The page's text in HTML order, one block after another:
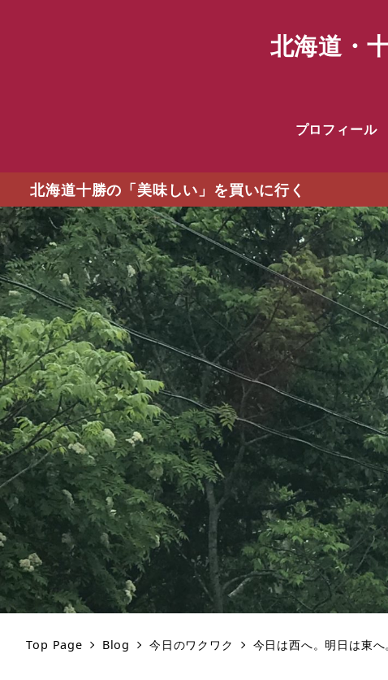
北海道・
プロフィール
北海道十勝の「美味しい」を買いに行く
Top Page Blog 今日のワクワク 今日は西へ。明日は東